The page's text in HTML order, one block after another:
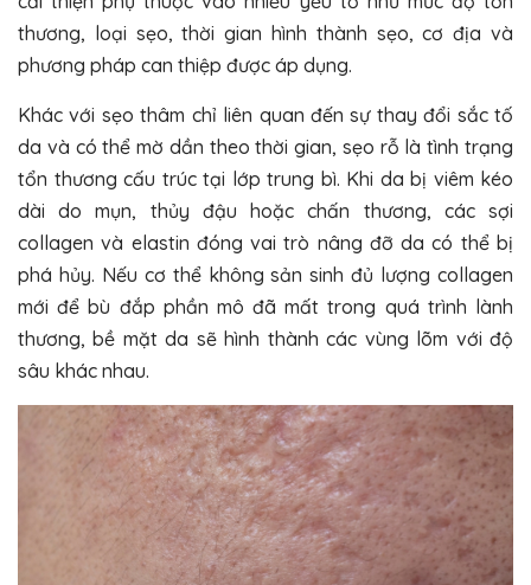
thương, loại sẹo, thời gian hình thành sẹo, cơ địa và
phương pháp can thiệp được áp dụng.
Khác với sẹo thâm chỉ liên quan đến sự thay đổi sắc tố
da và có thể mờ dần theo thời gian, sẹo rỗ là tình trạng
tổn thương cấu trúc tại lớp trung bì. Khi da bị viêm kéo
dài do mụn, thủy đậu hoặc chấn thương, các sợi
collagen và elastin đóng vai trò nâng đỡ da có thể bị
phá hủy. Nếu cơ thể không sản sinh đủ lượng collagen
mới để bù đắp phần mô đã mất trong quá trình lành
thương, bề mặt da sẽ hình thành các vùng lõm với độ
sâu khác nhau.